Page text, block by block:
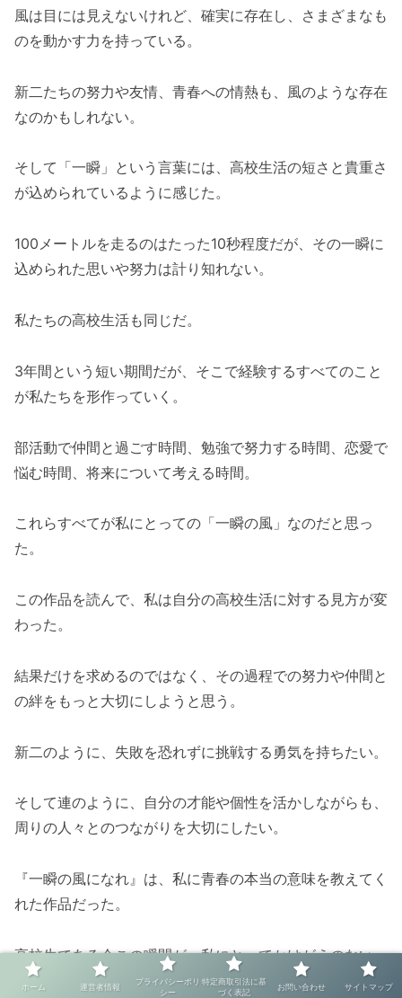
風は目には見えないけれど、確実に存在し、さまざまなも
のを動かす力を持っている。
新二たちの努力や友情、青春への情熱も、風のような存在
なのかもしれない。
そして「一瞬」という言葉には、高校生活の短さと貴重さ
が込められているように感じた。
100メートルを走るのはたった10秒程度だが、その一瞬に
込められた思いや努力は計り知れない。
私たちの高校生活も同じだ。
3年間という短い期間だが、そこで経験するすべてのこと
が私たちを形作っていく。
部活動で仲間と過ごす時間、勉強で努力する時間、恋愛で
悩む時間、将来について考える時間。
これらすべてが私にとっての「一瞬の風」なのだと思っ
た。
この作品を読んで、私は自分の高校生活に対する見方が変
わった。
結果だけを求めるのではなく、その過程での努力や仲間と
の絆をもっと大切にしようと思う。
新二のように、失敗を恐れずに挑戦する勇気を持ちたい。
そして連のように、自分の才能や個性を活かしながらも、
周りの人々とのつながりを大切にしたい。
『一瞬の風になれ』は、私に青春の本当の意味を教えてく
れた作品だった。
高校生である今この瞬間が、私にとってかけがえのない
「風になる時間」なのだということを、心から実感するこ
ホーム 運営者情報
プライバシーポリ
シー
特定商取引法に基
づく表記
お問い合わせ サイトマップ